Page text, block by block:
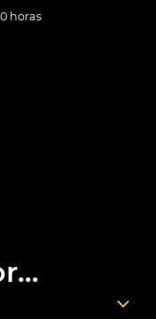
horas